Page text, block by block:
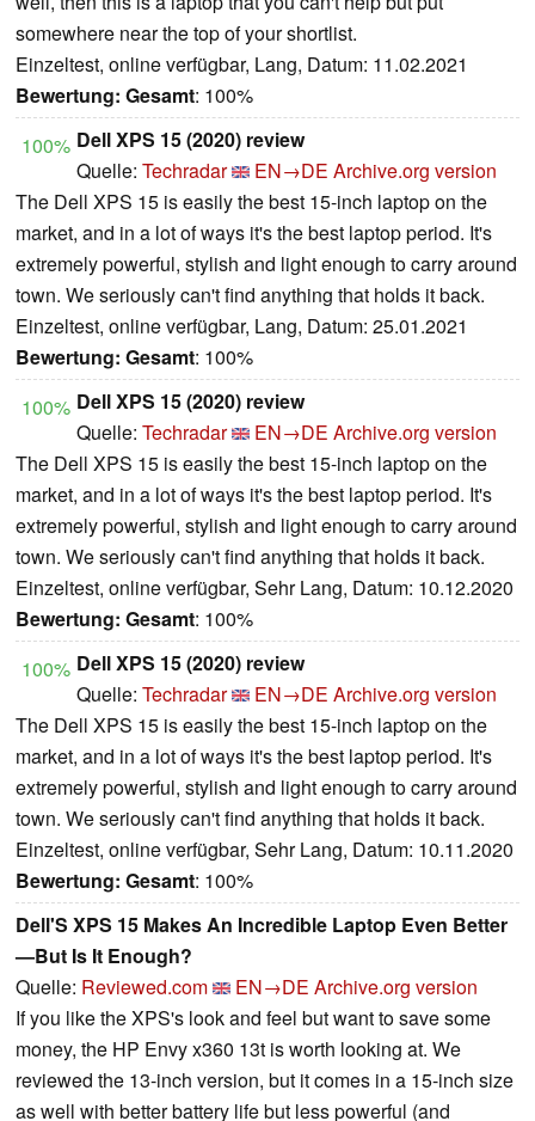
somewhere near the top of your shortlist.
Einzeltest, online verfügbar, Lang, Datum: 11.02.2021
Bewertung: Gesamt: 100%
100% Dell XPS 15 (2020) review
Quelle: Techradar EN→DE Archive.org version
The Dell XPS 15 is easily the best 15-inch laptop on the
market, and in a lot of ways it's the best laptop period. It's
extremely powerful, stylish and light enough to carry around
town. We seriously can't find anything that holds it back.
Einzeltest, online verfügbar, Lang, Datum: 25.01.2021
Bewertung: Gesamt: 100%
100% Dell XPS 15 (2020) review
Quelle: Techradar EN→DE Archive.org version
The Dell XPS 15 is easily the best 15-inch laptop on the
market, and in a lot of ways it's the best laptop period. It's
extremely powerful, stylish and light enough to carry around
town. We seriously can't find anything that holds it back.
Einzeltest, online verfügbar, Sehr Lang, Datum: 10.12.2020
Bewertung: Gesamt: 100%
100% Dell XPS 15 (2020) review
Quelle: Techradar EN→DE Archive.org version
The Dell XPS 15 is easily the best 15-inch laptop on the
market, and in a lot of ways it's the best laptop period. It's
extremely powerful, stylish and light enough to carry around
town. We seriously can't find anything that holds it back.
Einzeltest, online verfügbar, Sehr Lang, Datum: 10.11.2020
Bewertung: Gesamt: 100%
Dell'S XPS 15 Makes An Incredible Laptop Even Better
—But Is It Enough?
Quelle: Reviewed.com EN→DE Archive.org version
If you like the XPS's look and feel but want to save some
money, the HP Envy x360 13t is worth looking at. We
reviewed the 13-inch version, but it comes in a 15-inch size
as well with better battery life but less powerful (and